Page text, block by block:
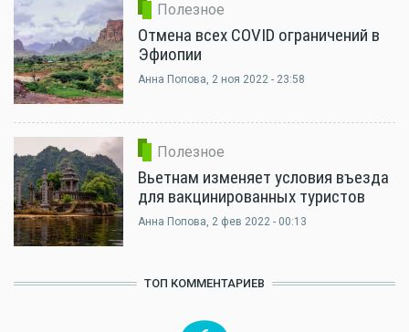
Полезное
Отмена всех COVID ограничений в
Эфиопии
Анна Попова, 2 ноя 2022 - 23:58
Полезное
Вьетнам изменяет условия въезда
для вакцинированных туристов
Анна Попова, 2 фев 2022 - 00:13
ТОП КОММЕНТАРИЕВ